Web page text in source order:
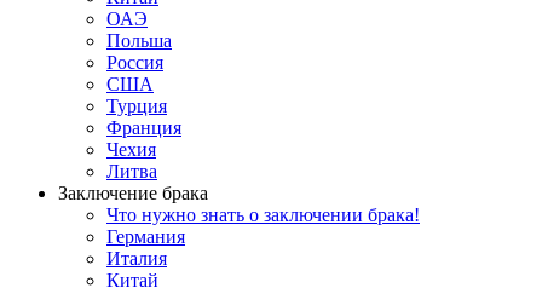
ОАЭ
Польша
Россия
США
Турция
Франция
Чехия
Литва
Заключение брака
Что нужно знать о заключении брака!
Германия
Италия
Китай